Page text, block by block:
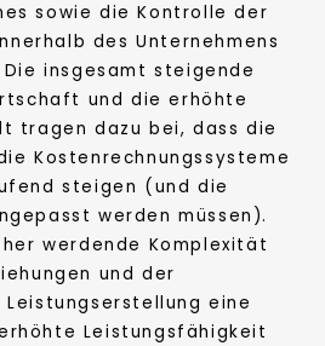
sowie die Kontrolle der
des Unternehmens
Die insgesamt steigende
und die erhöhte
tragen dazu bei, dass die
Kostenrechnungssysteme
steigen (und die
werden müssen).
werdende Komplexität
und der
eine
Leistungsfähigkeit